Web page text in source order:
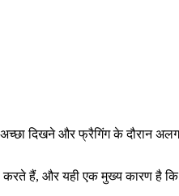
दिखने और फ्रैगिंग के दौरान
करते हैं, और यही एक मुख्य कारण है कि